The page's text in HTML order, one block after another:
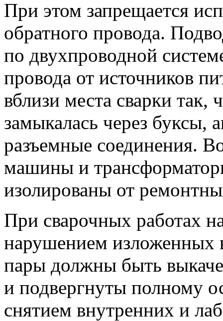
При этом запрещается
обратного провода.
по двухпроводной
провода от источников
вблизи места сварки так,
замыкалась через буксы,
разъемные соединения.
машины и
изолированы от
При сварочных работах
нарушением изложенных
пары должны быть
и подвергнуты полному
снятием внутренних и